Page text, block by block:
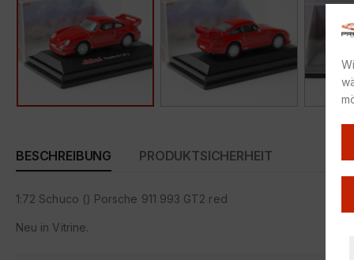
BESCHREIBUNG PRODUKTSICHERHEIT
1:72 Schuco () Porsche 911 993 GT2 red
Neu in Vitrine.